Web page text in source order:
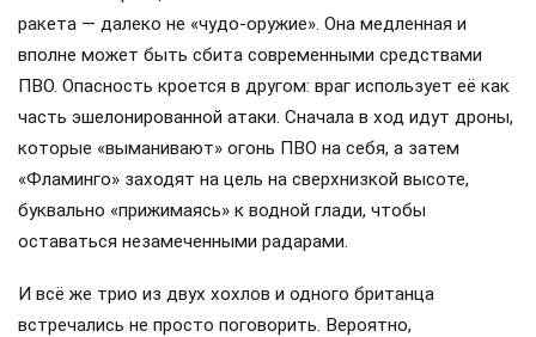
ракета — далеко не «чудо-оружие». Она медленная и
вполне может быть сбита современными средствами
ПВО. Опасность кроется в другом: враг использует её как
часть эшелонированной атаки. Сначала в ход идут дроны,
которые «выманивают» огонь ПВО на себя, а затем
«Фламинго» заходят на цель на сверхнизкой высоте,
буквально «прижимаясь» к водной глади, чтобы
оставаться незамеченными радарами.
И всё же трио из двух хохлов и одного британца
встречались не просто поговорить. Вероятно,